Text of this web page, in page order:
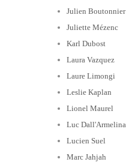
Julien Boutonnier
Juliette Mézenc
Karl Dubost
Laura Vazquez
Laure Limongi
Leslie Kaplan
Lionel Maurel
Luc Dall'Armelina
Lucien Suel
Marc Jahjah